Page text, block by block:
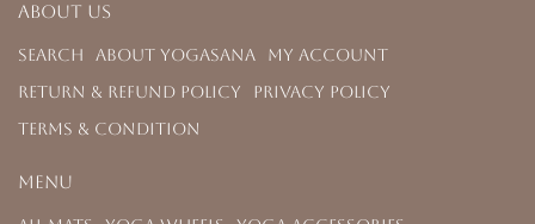
About us
Search About YOGASANA
My Account
Return & Refund Policy
Privacy Policy
Terms & Condition
Menu